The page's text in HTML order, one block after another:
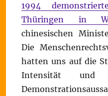
1994
Thüringen in
chinesischen
Die
hatten uns auf die
Intensität und